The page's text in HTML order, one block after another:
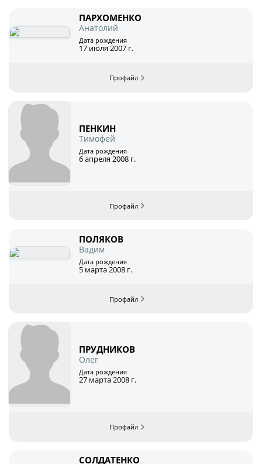
ПАРХОМЕНКО
Анатолий
Дата рождения
17 июля 2007 г.
ПЕНКИН
Тимофей
Дата рождения
6 апреля 2008 г.
ПОЛЯКОВ
Вадим
Дата рождения
5 марта 2008 г.
ПРУДНИКОВ
Олег
Дата рождения
27 марта 2008 г.
СОЛДАТЕНКО